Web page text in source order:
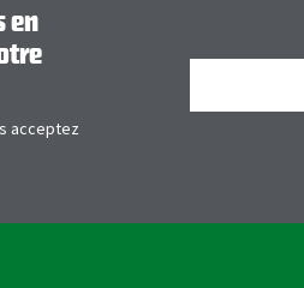
en
acceptez